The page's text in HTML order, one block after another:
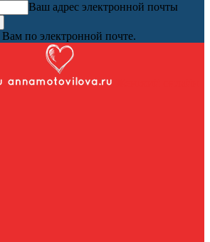
Ваш адрес электронной почты
по электронной почте.